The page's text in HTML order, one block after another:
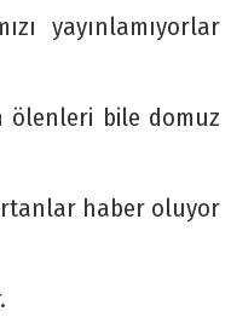
yayınlamıyorlar
ölenleri bile domuz
haber oluyor